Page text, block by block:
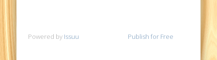
Powered by Issuu Publish for Free